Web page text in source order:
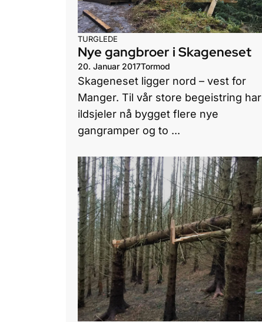
TURGLEDE
Nye gangbroer i Skageneset
20. Januar 2017Tormod
Skageneset ligger nord – vest for
Manger. Til vår store begeistring har
ildsjeler nå bygget flere nye
gangramper og to ...